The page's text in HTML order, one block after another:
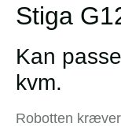
Stiga
Kan
kvm.
Robotten